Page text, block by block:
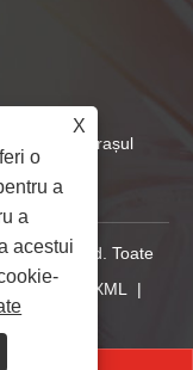
Nantang, orașul
Co., Ltd. Toate
|RSS XML
|
X
o
a
a
acestui